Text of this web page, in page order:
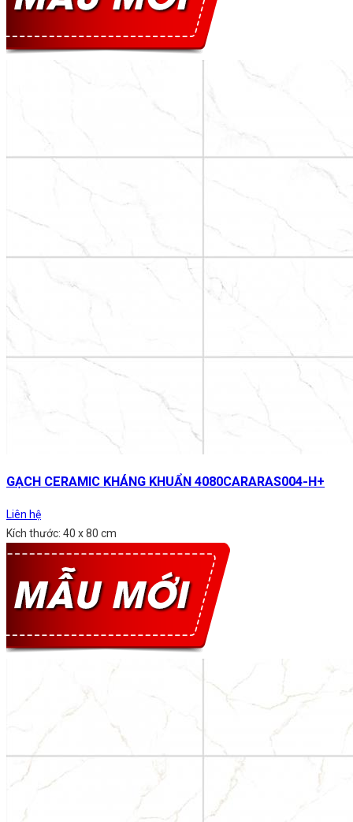
GẠCH CERAMIC KHÁNG KHUẨN 4080CARARAS004-H+
Liên hệ
Kích thước: 40 x 80 cm